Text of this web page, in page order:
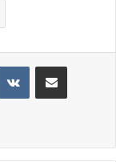
VKontakteCompartir por correo